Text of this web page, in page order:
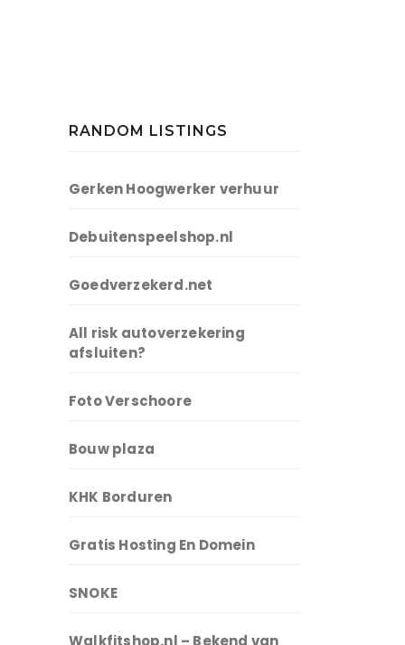
RANDOM LISTINGS
Gerken Hoogwerker verhuur
Debuitenspeelshop.nl
Goedverzekerd.net
All risk autoverzekering
afsluiten?
Foto Verschoore
Bouw plaza
KHK Borduren
Gratis Hosting En Domein
SNOKE
Walkfitshop.nl – Bekend van